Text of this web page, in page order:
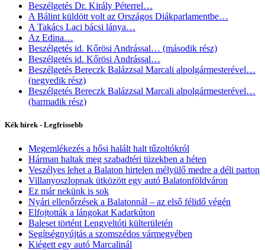
Beszélgetés Dr. Király Péterrel…
A Bálint küldött volt az Országos Diákparlamentbe…
A Takács Laci bácsi lánya…
Az Edina…
Beszélgetés id. Kőrösi Andrással… (második rész)
Beszélgetés id. Kőrösi Andrással…
Beszélgetés Bereczk Balázzsal Marcali alpolgármesterével…
(negyedik rész)
Beszélgetés Bereczk Balázzsal Marcali alpolgármesterével…
(harmadik rész)
Kék hírek - Legfrissebb
Megemlékezés a hősi halált halt tűzoltókról
Hárman haltak meg szabadtéri tüzekben a héten
Veszélyes lehet a Balaton hirtelen mélyülő medre a déli parton
Villanyoszlopnak ütközött egy autó Balatonföldváron
Ez már nekünk is sok
Nyári ellenőrzések a Balatonnál – az első félidő végén
Elfojtották a lángokat Kadarkúton
Baleset történt Lengyeltóti külterületén
Segítségnyújtás a szomszédos vármegyében
Kiégett egy autó Marcalinál